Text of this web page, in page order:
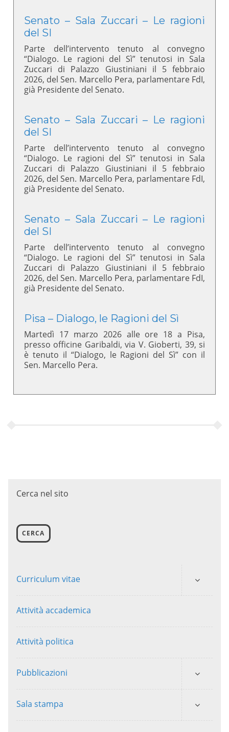
Senato – Sala Zuccari – Le ragioni
del SI
Parte dell’intervento tenuto al convegno
“Dialogo. Le ragioni del Sì” tenutosi in Sala
Zuccari di Palazzo Giustiniani il 5 febbraio
2026, del Sen. Marcello Pera, parlamentare FdI,
già Presidente del Senato.
Senato – Sala Zuccari – Le ragioni
del SI
Parte dell’intervento tenuto al convegno
“Dialogo. Le ragioni del Sì” tenutosi in Sala
Zuccari di Palazzo Giustiniani il 5 febbraio
2026, del Sen. Marcello Pera, parlamentare FdI,
già Presidente del Senato.
Senato – Sala Zuccari – Le ragioni
del SI
Parte dell’intervento tenuto al convegno
“Dialogo. Le ragioni del Sì” tenutosi in Sala
Zuccari di Palazzo Giustiniani il 5 febbraio
2026, del Sen. Marcello Pera, parlamentare FdI,
già Presidente del Senato.
Pisa – Dialogo, le Ragioni del Sì
Martedì 17 marzo 2026 alle ore 18 a Pisa,
presso officine Garibaldi, via V. Gioberti, 39, si
è tenuto il “Dialogo, le Ragioni del Sì” con il
Sen. Marcello Pera.
Cerca nel sito
CERCA
Curriculum vitae
Attività accademica
Attività politica
Pubblicazioni
Sala stampa